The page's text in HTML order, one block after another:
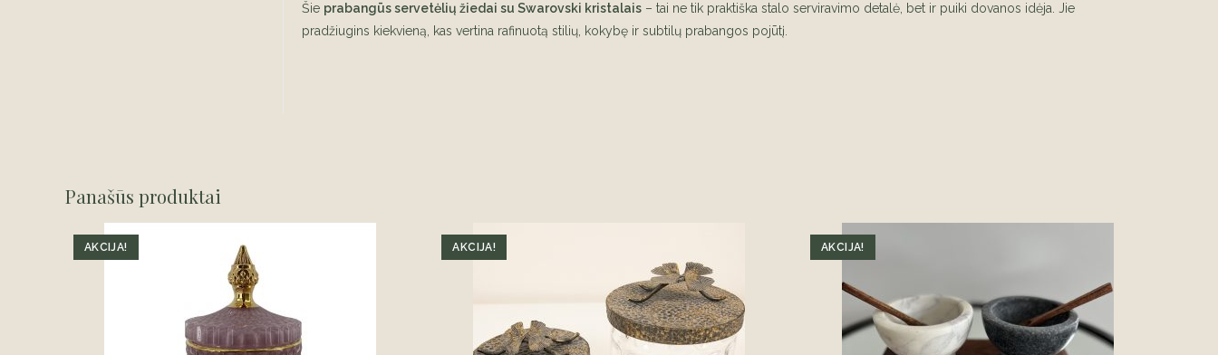
Šie prabangūs servetėlių žiedai su Swarovski kristalais – tai ne tik praktiška stalo serviravimo detalė, bet ir puiki dovanos idėja. Jie
pradžiugins kiekvieną, kas vertina rafinuotą stilių, kokybę ir subtilų prabangos pojūtį.
Panašūs produktai
AKCIJA! AKCIJA! AKCIJA!